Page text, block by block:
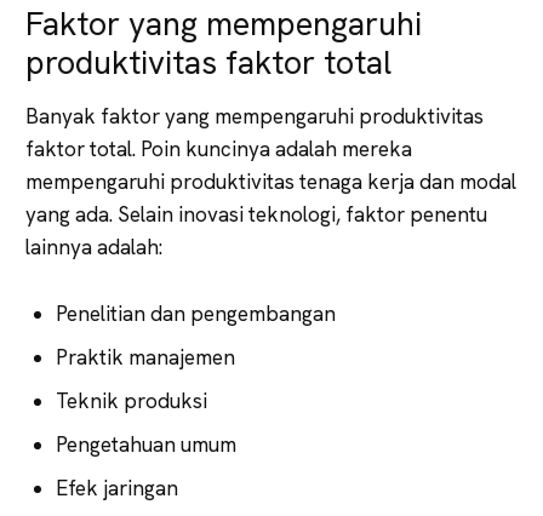
Faktor yang mempengaruhi
produktivitas faktor total
Banyak faktor yang mempengaruhi produktivitas
faktor total. Poin kuncinya adalah mereka
mempengaruhi produktivitas tenaga kerja dan modal
yang ada. Selain inovasi teknologi, faktor penentu
lainnya adalah:
Penelitian dan pengembangan
Praktik manajemen
Teknik produksi
Pengetahuan umum
Efek jaringan